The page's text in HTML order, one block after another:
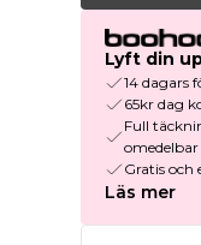
Lyft din
14 dagars
65kr dag
Full
Gratis och
Läs mer